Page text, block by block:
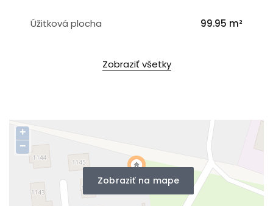
Úžitková plocha 99.95 m²
Zobraziť všetky
Zobraziť na mape
+
−